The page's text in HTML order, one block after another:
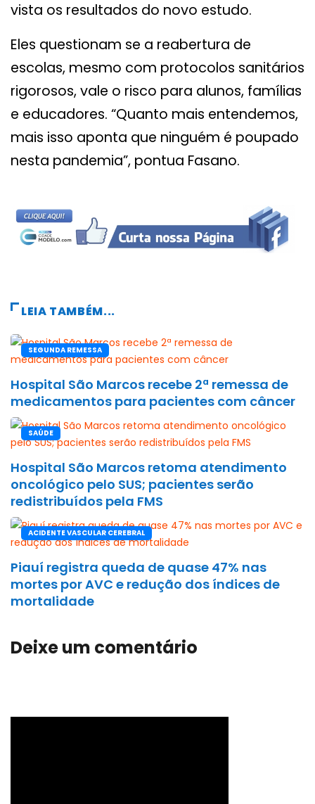
vista os resultados do novo estudo.
Eles questionam se a reabertura de
escolas, mesmo com protocolos sanitários
rigorosos, vale o risco para alunos, famílias
e educadores. “Quanto mais entendemos,
mais isso aponta que ninguém é poupado
nesta pandemia”, pontua Fasano.
LEIA TAMBÉM...
SEGUNDA REMESSA
Hospital São Marcos recebe 2ª remessa de
medicamentos para pacientes com câncer
SAÚDE
Hospital São Marcos retoma atendimento
oncológico pelo SUS; pacientes serão
redistribuídos pela FMS
ACIDENTE VASCULAR CEREBRAL
Piauí registra queda de quase 47% nas
mortes por AVC e redução dos índices de
mortalidade
Deixe um comentário